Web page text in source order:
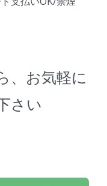
、お気軽に
さい